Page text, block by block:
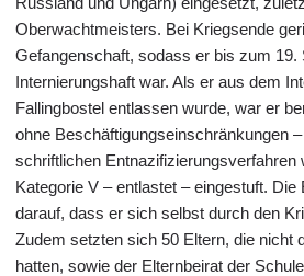
Oberwachtmeisters. Bei Kriegsende
Gefangenschaft, sodass er bis zum 19.
Internierungshaft war. Als er aus dem
Fallingbostel entlassen wurde, war er
ohne Beschäftigungseinschränkungen
schriftlichen Entnazifizierungsverfahren
Kategorie V – entlastet – eingestuft. Die
darauf, dass er sich selbst durch den
Zudem setzten sich 50 Eltern, die nicht
hatten, sowie der Elternbeirat der